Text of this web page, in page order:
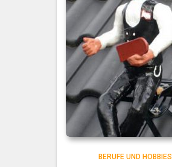
BERUFE UND HOBBIES